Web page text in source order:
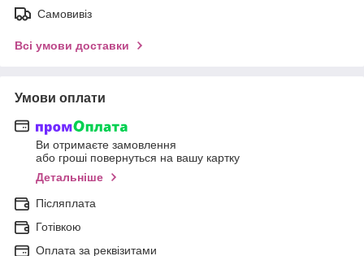
Самовивіз
Всі умови доставки
Умови оплати
Ви отримаєте замовлення
або гроші повернуться на вашу картку
Детальніше
Післяплата
Готівкою
Оплата за реквізитами